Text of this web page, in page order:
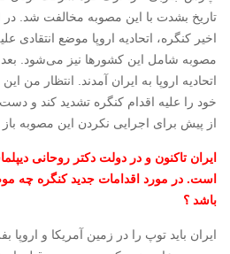
تاریخ بشدت با این مصوبه مخالفت شد. در
اخیر کنگره، اتحادیه اروپا موضع انتقادی
مصوبه شامل این کشورها نیز می‌شود.
اتحادیه اروپا به ایران آمدند. انتظار من
خود را علیه اقدام کنگره تشدید کند و
از پیش برای اجرایی نکردن این مصوبه باز
ایران تاکنون و در دولت دکتر روحانی
است. در مورد اقدامات جدید کنگره چه
باشد ؟
ایران باید توپ را در زمین آمریکا و اروپا